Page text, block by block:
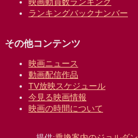
ランキングバックナンバー
その他コンテンツ
映画ニュース
動画配信作品
TV放映スケジュール
今見る映画情報
映画の時間について